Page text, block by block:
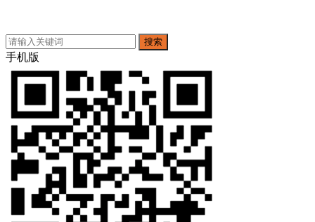
搜索
手机版